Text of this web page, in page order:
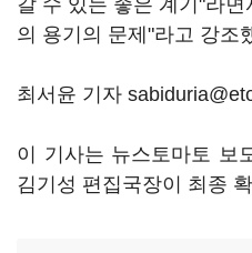
갈 수 있는 좋은 계기"라
의 용기의 문제"라고 강조
최서윤 기자
이 기사는 뉴스토마토 보
김기성 편집국장이 최종